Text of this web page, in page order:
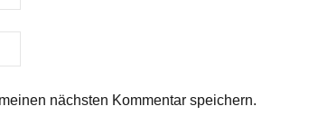
nächsten Kommentar speichern.